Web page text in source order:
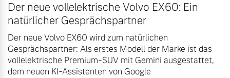
Der neue vollelektrische Volvo EX60: Ein
natürlicher Gesprächspartner
Der neue Volvo EX60 wird zum natürlichen
Gesprächspartner: Als erstes Modell der Marke ist das
vollelektrische Premium-SUV mit Gemini ausgestattet,
dem neuen KI-Assistenten von Google